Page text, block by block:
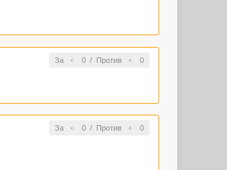
За 0/ Против 0
За 0/ Против 0